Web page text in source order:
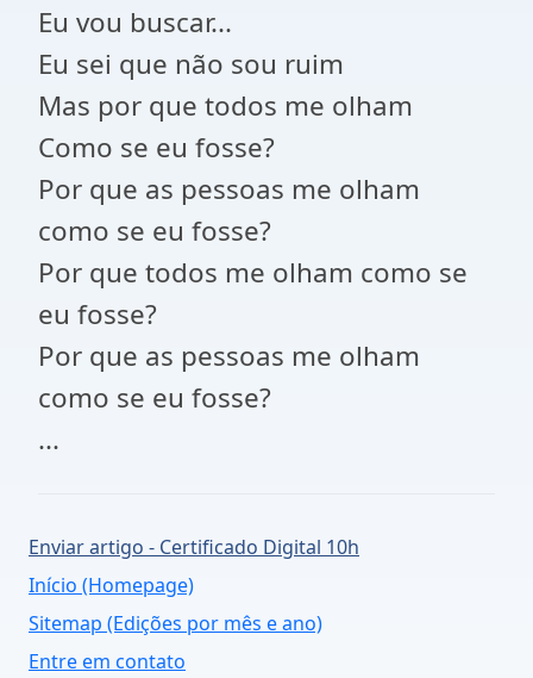
Eu vou buscar...
Eu sei que não sou ruim
Mas por que todos me olham
Como se eu fosse?
Por que as pessoas me olham
como se eu fosse?
Por que todos me olham como se
eu fosse?
Por que as pessoas me olham
como se eu fosse?
...
Enviar artigo - Certificado Digital 10h
Início (Homepage)
Sitemap (Edições por mês e ano)
Entre em contato